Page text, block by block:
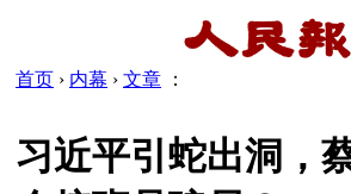
首页 › 内幕 › 文章 ：
习近平引蛇出洞，